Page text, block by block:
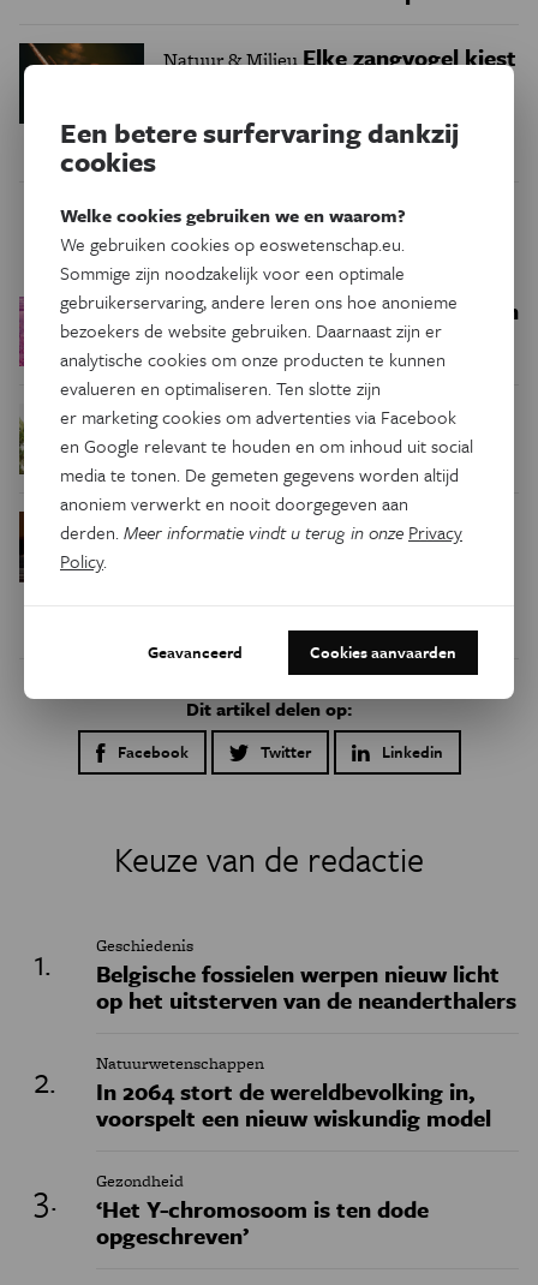
Natuur & MilieuElke zangvogel kiest
Trending
Ruimte Een bakkerij op 400 miljoen
kilometer van de aarde
Podcast Natuur & MilieuWaar zijn
insecten in de winter?
Psyche & Brein Waarom we tinnitus
in de hersenen moeten zoeken
Dit artikel delen op:
Facebook Twitter Linkedin
Keuze van de redactie
Geschiedenis
Belgische fossielen werpen nieuw licht
op het uitsterven van de neanderthalers
Natuurwetenschappen
In 2064 stort de wereldbevolking in,
voorspelt een nieuw wiskundig model
Gezondheid
‘Het Y-chromosoom is ten dode
opgeschreven’
Een betere surfervaring dankzij
cookies
Welke cookies gebruiken we en waarom?
We gebruiken cookies op eoswetenschap.eu.
Sommige zijn noodzakelijk voor een optimale
gebruikerservaring, andere leren ons hoe anonieme
bezoekers de website gebruiken. Daarnaast zijn er
analytische cookies om onze producten te kunnen
evalueren en optimaliseren. Ten slotte zijn
er marketing cookies om advertenties via Facebook
en Google relevant te houden en om inhoud uit social
media te tonen. De gemeten gegevens worden altijd
anoniem verwerkt en nooit doorgegeven aan
derden.Meer informatie vindt u terug in onze Privacy
Policy.
Geavanceerd Cookies aanvaarden